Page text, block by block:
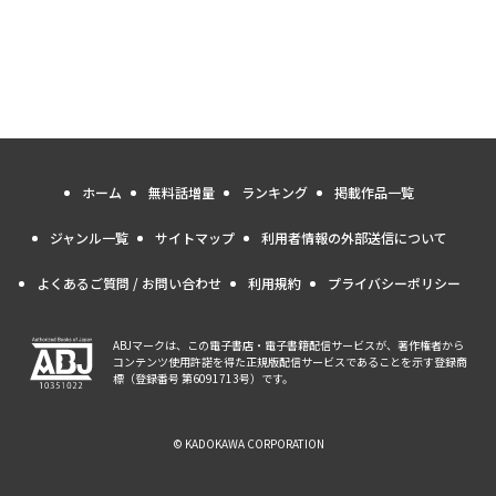
ホーム 無料話増量 ランキング 掲載作品一覧
ジャンル一覧 サイトマップ 利用者情報の外部送信について
よくあるご質問 / お問い合わせ 利用規約 プライバシーポリシー
ABJマークは、この電子書店・電子書籍配信サービスが、著作権者から
コンテンツ使用許諾を得た正規版配信サービスであることを示す登録商
標（登録番号 第6091713号）です。
© KADOKAWA CORPORATION